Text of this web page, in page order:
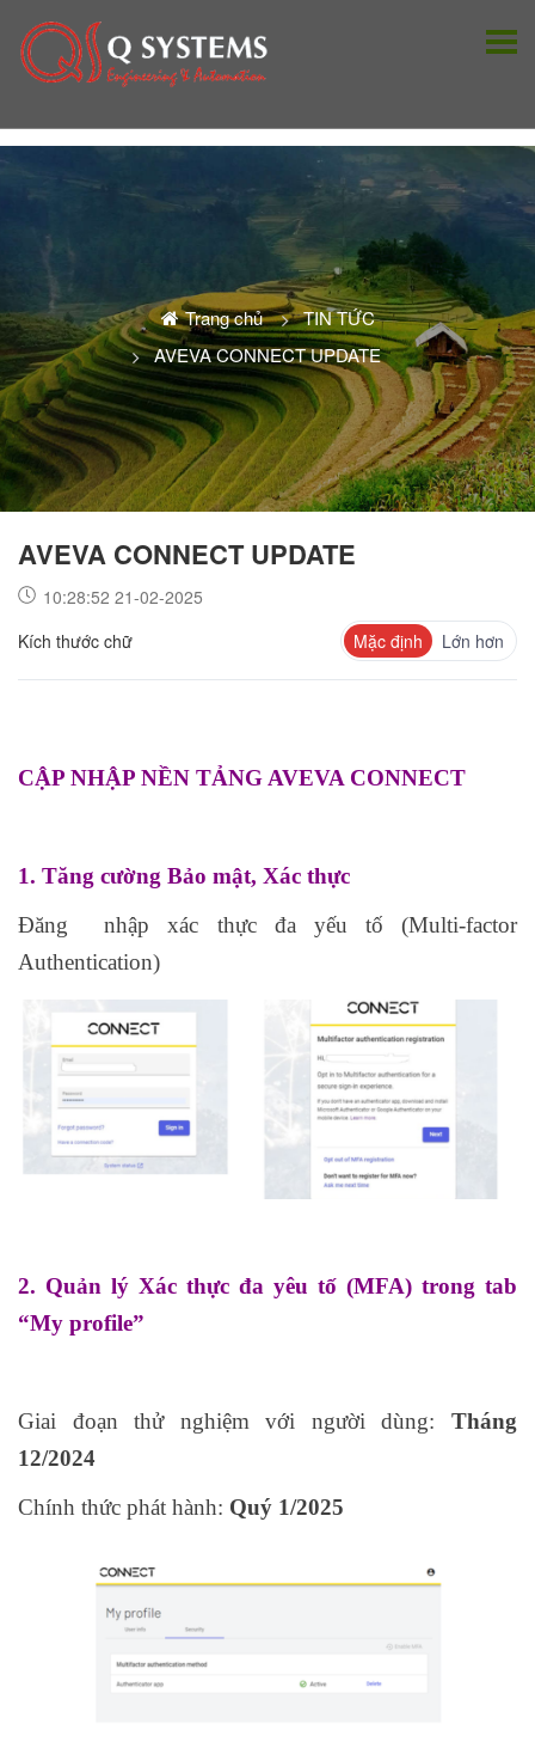
Trang chủ
TIN TỨC
AVEVA CONNECT UPDATE
AVEVA CONNECT UPDATE
10:28:52 21-02-2025
Kích thước chữ
Mặc định Lớn hơn
CẬP NHẬP NỀN TẢNG AVEVA CONNECT
1. Tăng cường Bảo mật, Xác thực
Đăng nhập xác thực đa yếu tố (Multi-factor
Authentication)
2. Quản lý Xác thực đa yêu tố (MFA) trong tab
“My profile”
Giai đoạn thử nghiệm với người dùng: Tháng
12/2024
Chính thức phát hành: Quý 1/2025